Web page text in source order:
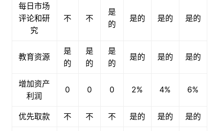
每日市场
评论和研
究
不 不
是
的
是的 是的 是的
教育资源
是
的
是
的
是
的
是的 是的 是的
增加资产
利润
0 0 0 2% 4% 6%
优先取款 不 不 不 是的 是的 是的